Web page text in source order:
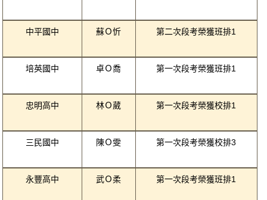
中平國中 蘇Ｏ忻 第二次段考榮獲班排1
培英國中 卓Ｏ喬 第一次段考榮獲班排1
忠明高中 林Ｏ葳 第一次段考榮獲校排1
三民國中 陳Ｏ雯 第一次段考榮獲校排3
永豐高中 武Ｏ柔 第一次段考榮獲班排1